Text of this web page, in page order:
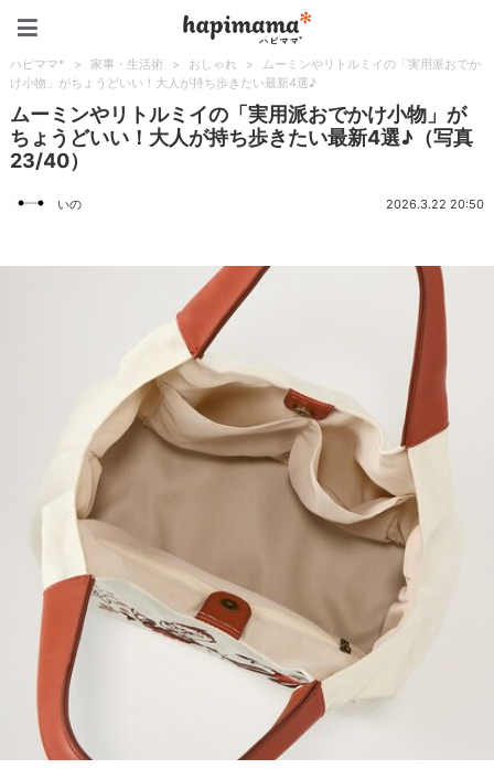
ハピママ* > 家事・生活術 > おしゃれ >
ムーミンやリトルミイの「実用派おでか
け小物」がちょうどいい！大人が持ち歩きたい最新4選♪
ムーミンやリトルミイの「実用派おでかけ小物」が
ちょうどいい！大人が持ち歩きたい最新4選♪（写真
23/40）
いの 2026.3.22 20:50